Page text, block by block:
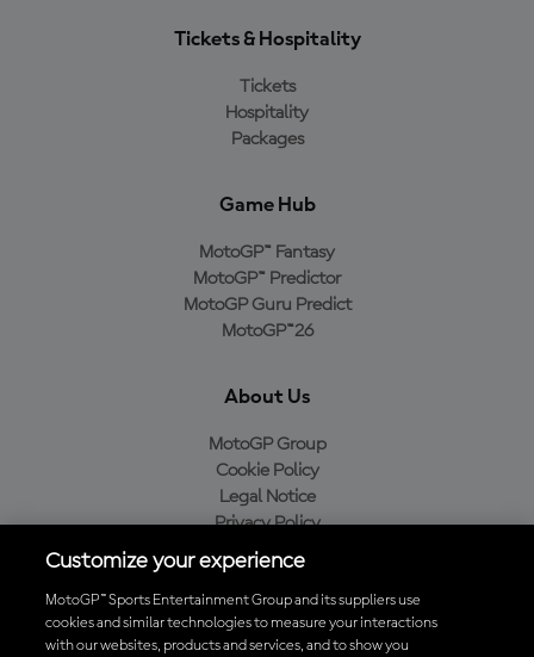
Tickets & Hospitality
Tickets
Hospitality
Packages
Game Hub
MotoGP™ Fantasy
MotoGP™ Predictor
MotoGP Guru Predict
MotoGP™26
About Us
MotoGP Group
Cookie Policy
Legal Notice
Privacy Policy
Purchase Policy
Baixe o aplicativo oficial da MotoGP™
Customize your experience
MotoGP™ Sports Entertainment Group and its suppliers use
cookies and similar technologies to measure your interactions
with our websites, products and services, and to show you